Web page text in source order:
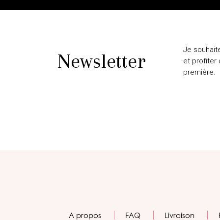
Newsletter
Je
et profiter
première.
A propos FAQ Livraison